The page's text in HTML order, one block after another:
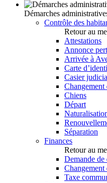
Démarches
Contrôle des
Retour au
Attestations
Annonce
Arrivée à
Carte
Casier
Changement
Chiens
Départ
Séparation
Finances
Retour au
Demande de
Changement
Taxe